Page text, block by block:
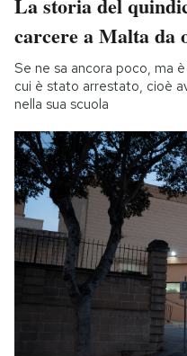
carcere a Malta da
Se ne sa ancora poco, ma
cui è stato arrestato, cioè
nella sua scuola